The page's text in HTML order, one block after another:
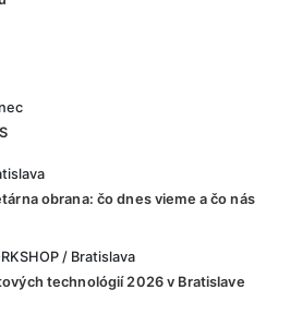
obrana: čo dnes vieme a čo nás
/ Bratislava
technológií 2026 v Bratislave